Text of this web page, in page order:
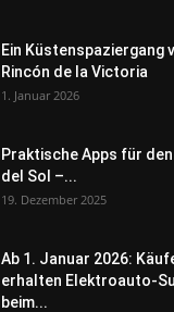
Ein Küstenspaziergang
Rincón de la Victoria
1. Januar 2026
Praktische Apps für
del Sol –...
19. Dezember 2025
Ab 1. Januar 2026:
erhalten Elektroauto-
beim...